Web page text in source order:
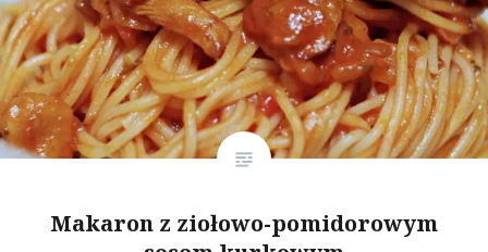
Makaron z ziołowo-pomidorowym